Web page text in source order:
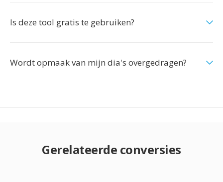
Is deze tool gratis te gebruiken?
Wordt opmaak van mijn dia's overgedragen?
Gerelateerde conversies